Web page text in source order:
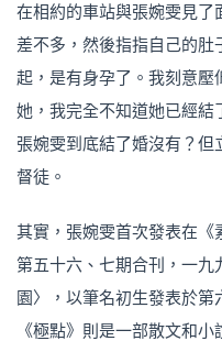
在相約的車站與張婉雯見
差不多，然後指指自己的
起，是有身孕了。我刻意
她，我完全不知道她已經結
張婉雯到底結了婚沒有？
督徒。
其實，張婉雯首次發表在
第五十六、七期合刊，一
園〉，以筆名初生發表於
《極點》則是一部散文和